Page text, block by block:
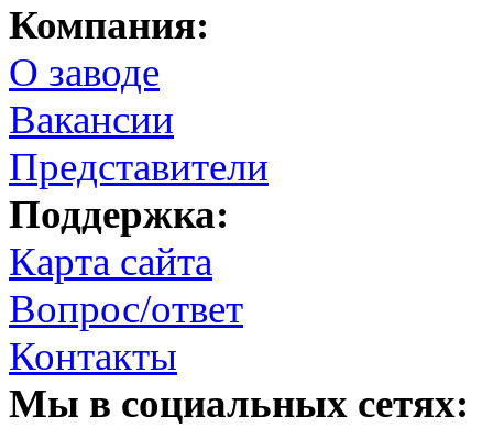
Компания:
О заводе
Вакансии
Представители
Поддержка:
Карта сайта
Вопрос/ответ
Контакты
Мы в социальных сетях: